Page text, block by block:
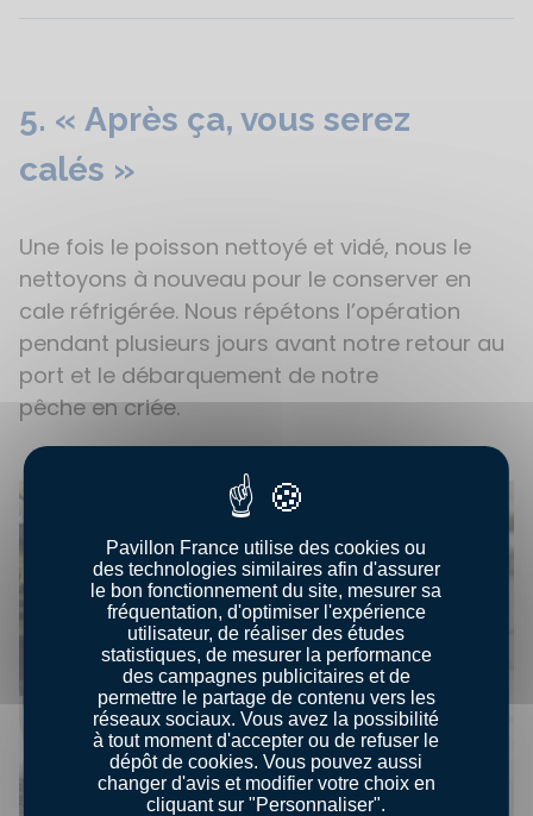
5. « Après ça, vous serez
calés »
Une fois le poisson nettoyé et vidé, nous le
nettoyons à nouveau pour le conserver en
cale réfrigérée. Nous répétons l’opération
pendant plusieurs jours avant notre retour au
port et le débarquement de notre
pêche en criée.
Pavillon France utilise des cookies ou
des technologies similaires afin d'assurer
le bon fonctionnement du site, mesurer sa
fréquentation, d'optimiser l'expérience
utilisateur, de réaliser des études
statistiques, de mesurer la performance
des campagnes publicitaires et de
permettre le partage de contenu vers les
réseaux sociaux. Vous avez la possibilité
à tout moment d'accepter ou de refuser le
dépôt de cookies. Vous pouvez aussi
changer d'avis et modifier votre choix en
cliquant sur "Personnaliser".